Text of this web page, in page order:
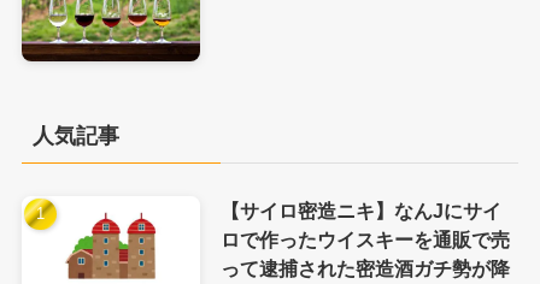
人気記事
【サイロ密造ニキ】なんJにサイ
ロで作ったウイスキーを通販で売
って逮捕された密造酒ガチ勢が降